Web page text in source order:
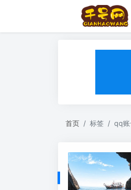
首页 标签 qq账